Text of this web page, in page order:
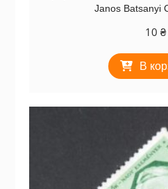
Janos Batsanyi
10 ₴
В